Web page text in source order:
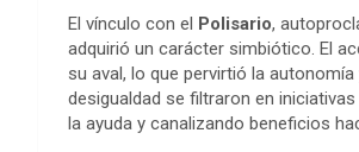
El vínculo con el Polisario,
adquirió un carácter simbiótico. El
su aval, lo que pervirtió la
desigualdad se filtraron en
la ayuda y canalizando beneficios